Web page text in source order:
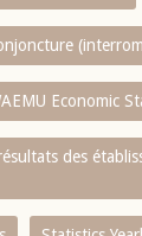
Economic
des